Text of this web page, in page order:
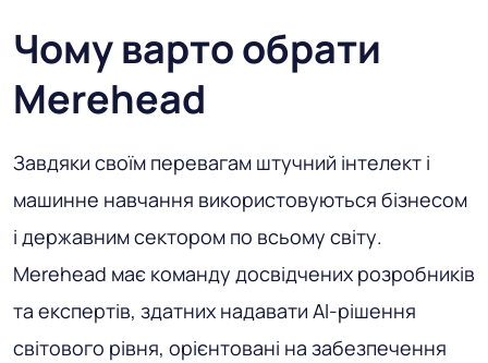
Чому варто обрати
Merehead
Завдяки своїм перевагам штучний інтелект і
машинне навчання використовуються бізнесом
і державним сектором по всьому світу.
Merehead має команду досвідчених розробників
та експертів, здатних надавати AI-рішення
світового рівня, орієнтовані на забезпечення